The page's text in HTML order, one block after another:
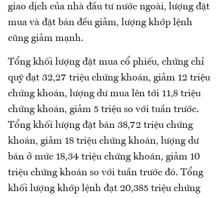
giao dịch của nhà đầu tư nước ngoài, lượng đặt
mua và đặt bán đều giảm, lượng khớp lệnh
cũng giảm mạnh.
Tổng khối lượng đặt mua cổ phiếu, chứng chỉ
quỹ đạt 32,27 triệu chứng khoán, giảm 12 triệu
chứng khoán, lượng dư mua lên tới 11,8 triệu
chứng khoán, giảm 5 triệu so với tuần trước.
Tổng khối lượng đặt bán 38,72 triệu chứng
khoán, giảm 18 triệu chứng khoán, lượng dư
bán ở mức 18,34 triệu chứng khoán, giảm 10
triệu chứng khoán so với tuần trước đó. Tổng
khối lượng khớp lệnh đạt 20,385 triệu chứng